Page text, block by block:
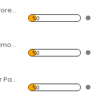
Su Damlası Dalga Forex Tablo
%0
Elma-Portakal ve Limon Forex Tablo
%0
Taşlar Desen Duvar Panosu
%0